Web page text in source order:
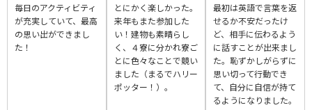
毎日のアクティビティ
が充実していて、最高
の思い出ができまし
た！
とにかく楽しかった。
来年もまた参加した
い！建物も素晴らし
く、４寮に分かれ寮ご
とに色々なことで競い
ました（まるでハリー
ポッター！）。
最初は英語で言葉を返
せるか不安だったけ
ど、相手に伝わるよう
に話すことが出来まし
た。恥ずかしがらずに
思い切って行動でき
て、自分に自信が持て
るようになりました。